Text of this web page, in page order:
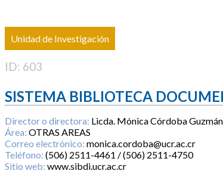
Unidad de Investigación
ID: 603
SISTEMA BIBLIOTECA
Director o directora: Licda. Mónica Córdoba Guzmán
Área: OTRAS AREAS
Correo electrónico: monica.cordoba@ucr.ac.cr
Teléfono: (506) 2511-4461 / (506) 2511-4750
Sitio web: www.sibdi.ucr.ac.cr